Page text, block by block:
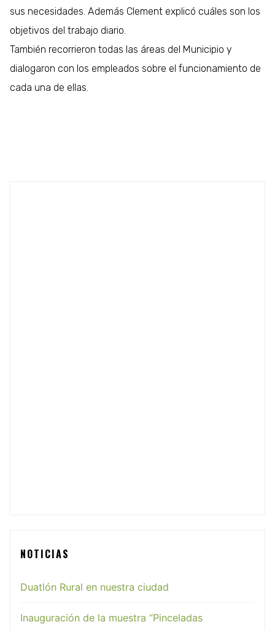
sus necesidades. Además Clement explicó cuáles son los
objetivos del trabajo diario.
También recorrieron todas las áreas del Municipio y
dialogaron con los empleados sobre el funcionamiento de
cada una de ellas.
NOTICIAS
Duatlón Rural en nuestra ciudad
Inauguración de la muestra “Pinceladas